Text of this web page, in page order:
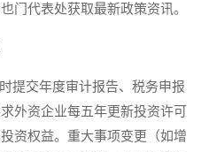
门代表处获取最新政策资讯。
交年度审计报告、税务申报
外资企业每五年更新投资许可
资权益。重大事项变更（如增